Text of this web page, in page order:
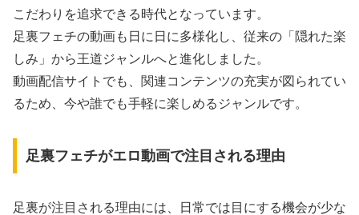
こだわりを追求できる時代となっています。
足裏フェチの動画も日に日に多様化し、従来の「隠れた楽
しみ」から王道ジャンルへと進化しました。
動画配信サイトでも、関連コンテンツの充実が図られてい
るため、今や誰でも手軽に楽しめるジャンルです。
足裏フェチがエロ動画で注目される理由
足裏が注目される理由には、日常では目にする機会が少な